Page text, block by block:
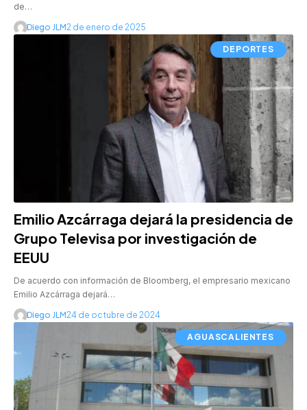
de…
Diego JLM2 de enero de 2025
DEPORTES
Emilio Azcárraga dejará la presidencia de
Grupo Televisa por investigación de
EEUU
De acuerdo con información de Bloomberg, el empresario mexicano
Emilio Azcárraga dejará…
Diego JLM24 de octubre de 2024
AGUASCALIENTES